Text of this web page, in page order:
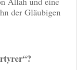
der Gläubigen